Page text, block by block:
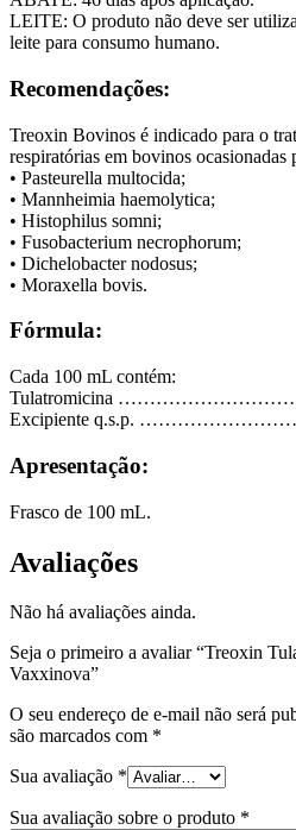
LEITE: O produto não deve ser
leite para consumo humano.
Recomendações:
Treoxin Bovinos é indicado para o
respiratórias em bovinos ocasionadas
• Pasteurella multocida;
• Mannheimia haemolytica;
• Histophilus somni;
• Fusobacterium necrophorum;
• Dichelobacter nodosus;
• Moraxella bovis.
Fórmula:
Cada 100 mL contém:
Tulatromicina
Excipiente q.s.p.
Apresentação:
Frasco de 100 mL.
Avaliações
Não há avaliações ainda.
Seja o primeiro a avaliar “Treoxin
Vaxxinova”
O seu endereço de e-mail não será
são marcados com *
Sua avaliação *
Sua avaliação sobre o produto *